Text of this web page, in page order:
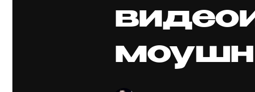
моушн